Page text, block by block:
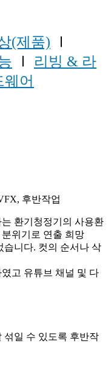
(제품) Ⅰ
Ⅰ 리빙 & 라
어
후반작업
환기청정기의 사용환
위기로 연출 희망
습니다. 컷의 순서나 삭
고 유튜브 채널 및 다
섞일 수 있도록 후반작